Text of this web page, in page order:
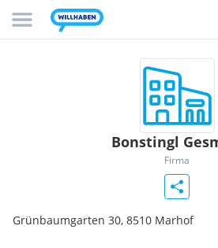
Bonstingl
Firma
Grünbaumgarten 30, 8510 Marhof